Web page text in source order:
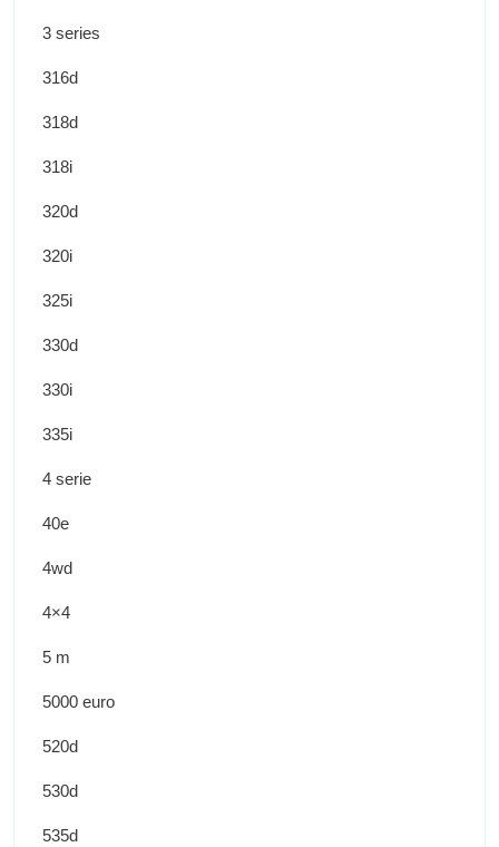
3 series
316d
318d
318i
320d
320i
325i
330d
330i
335i
4 serie
40e
4wd
4×4
5 m
5000 euro
520d
530d
535d